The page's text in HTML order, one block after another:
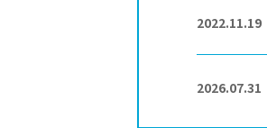
2022.11.19
2026.07.31
more